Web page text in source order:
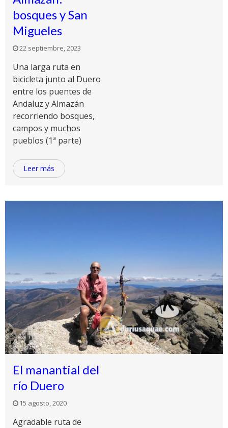
bosques y San
Migueles
22 septiembre, 2023
Una larga ruta en
bicicleta junto al Duero
entre los puentes de
Andaluz y Almazán
recorriendo bosques,
campos y muchos
pueblos (1ª parte)
Leer más
El manantial del
río Duero
15 agosto, 2020
Agradable ruta de